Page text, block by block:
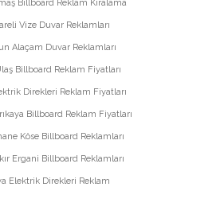
Billboard Reklam Kiralama
Vize Duvar Reklamları
Alaçam Duvar Reklamları
Billboard Reklam Fiyatları
Direkleri Reklam Fiyatları
Billboard Reklam Fiyatları
Köse Billboard Reklamları
Ergani Billboard Reklamları
Elektrik Direkleri Reklam